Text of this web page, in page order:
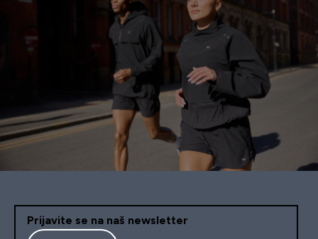
Prijavite se na naš newsletter